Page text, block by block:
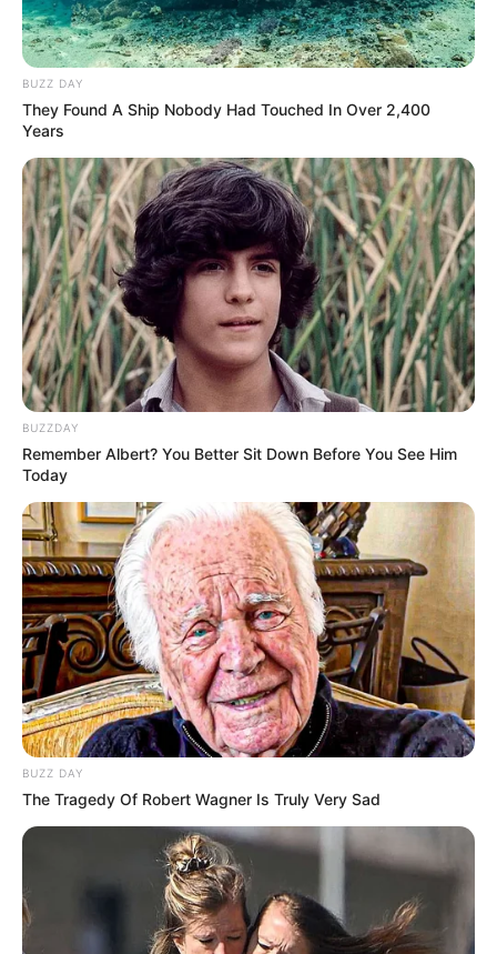
(foto: instagram/ayasaviya)
3. Saat berangkat ke Tanah Suci untuk beribadah Umrah
BUZZ DAY
They Found A Ship Nobody Had Touched In Over 2,400
Years
BUZZDAY
Remember Albert? You Better Sit Down Before You See Him
Today
BUZZ DAY
The Tragedy Of Robert Wagner Is Truly Very Sad